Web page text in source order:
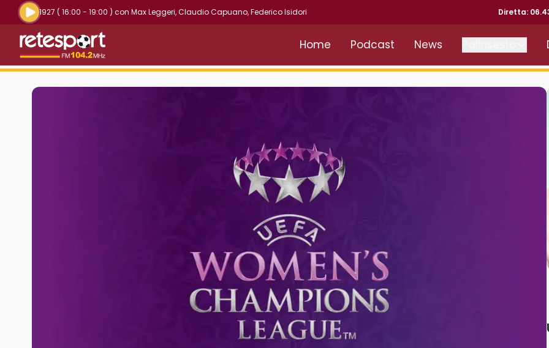
Riproduci la radio live
1927 ( 16:00 - 19:00 ) con Max Leggeri,Claudio Capuano,Federico Isidori Diretta:
Retesport 104.2 FM
Home Podcast News